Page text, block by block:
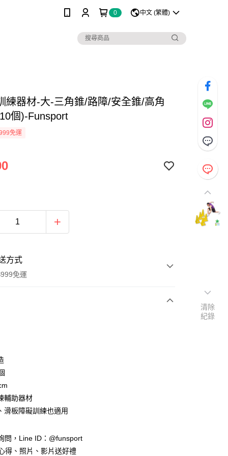
0 中文 (繁體)
練器材-大-三角錐/路障/安全錐/高角
個)-Funsport
免運
方式
免運
款
後付
輔助器材
滑板障礙訓練也適用
問，Line ID：@funsport
得、照片、影片送好禮
清除
紀錄